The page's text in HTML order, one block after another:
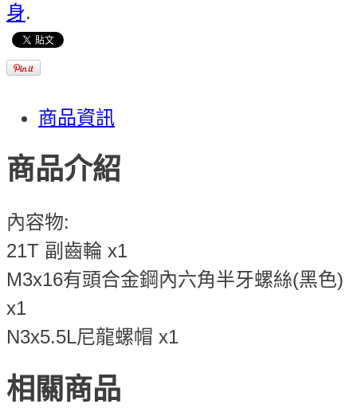
身.
商品資訊
商品介紹
內容物:
21T 副齒輪 x1
M3x16有頭合金鋼內六角半牙螺絲(黑色)
x1
N3x5.5L尼龍螺帽 x1
相關商品